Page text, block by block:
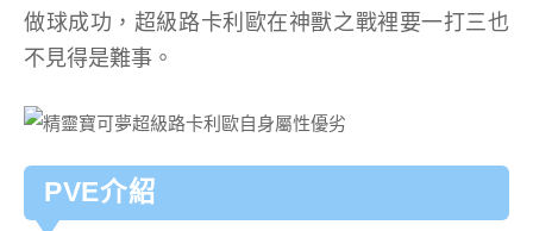
做球成功，超級路卡利歐在神獸之戰裡要一打三也
不見得是難事。
PVE介紹